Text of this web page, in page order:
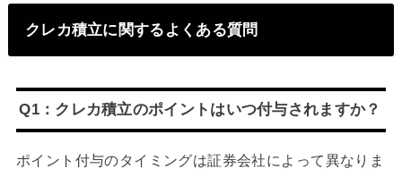
クレカ積立に関するよくある質問
Q1：クレカ積立のポイントはいつ付与されますか？
ポイント付与のタイミングは証券会社によって異なりま